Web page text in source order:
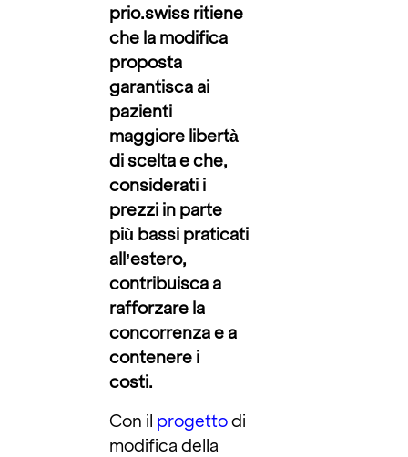
prio.swiss ritiene
che la modifica
proposta
garantisca ai
pazienti
maggiore libertà
di scelta eche,
considerati i
prezzi in parte
più bassi praticati
all’estero,
contribuisca a
rafforzare la
concorrenza e a
contenere i
costi.
Con il progettodi
modifica della